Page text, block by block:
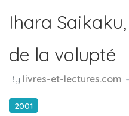
Ihara
de la volupté
By livres-et-lectures.com
2001